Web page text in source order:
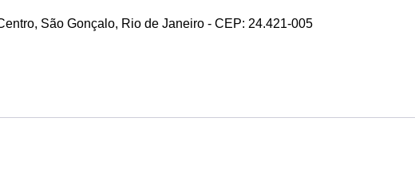
São Gonçalo, Rio de Janeiro - CEP: 24.421-005